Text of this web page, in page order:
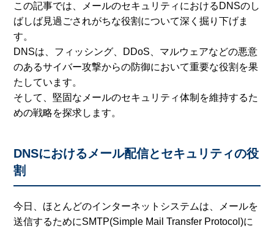
この記事では、メールのセキュリティにおけるDNSのし
ばしば見過ごされがちな役割について深く掘り下げま
す。
DNSは、フィッシング、DDoS、マルウェアなどの悪意
のあるサイバー攻撃からの防御において重要な役割を果
たしています。
そして、堅固なメールのセキュリティ体制を維持するた
めの戦略を探求します。
DNSにおけるメール配信とセキュリティの役
割
今日、ほとんどのインターネットシステムは、メールを
送信するためにSMTP(Simple Mail Transfer Protocol)に